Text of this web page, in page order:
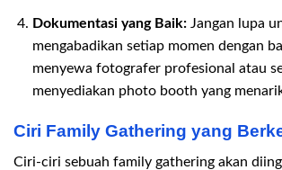
Dokumentasi yang Baik:Jangan lupa
mengabadikan setiap momen dengan
menyewa fotografer profesional atau
menyediakan photo booth yang
Ciri Family Gathering yang
Ciri-ciri sebuah family gathering akan